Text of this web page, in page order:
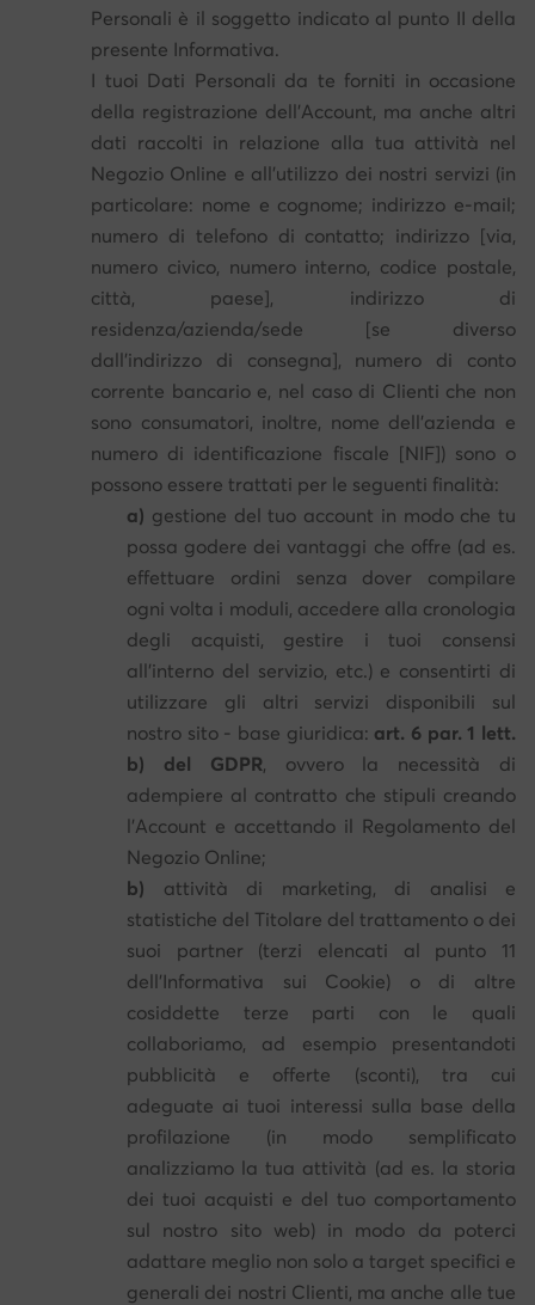
Personali è il soggetto indicato al punto II della
presente Informativa.
I tuoi Dati Personali da te forniti in occasione
della registrazione dell'Account, ma anche altri
dati raccolti in relazione alla tua attività nel
Negozio Online e all'utilizzo dei nostri servizi (in
particolare: nome e cognome; indirizzo e-mail;
numero di telefono di contatto; indirizzo [via,
numero civico, numero interno, codice postale,
città, paese], indirizzo di
residenza/azienda/sede [se diverso
dall'indirizzo di consegna], numero di conto
corrente bancario e, nel caso di Clienti che non
sono consumatori, inoltre, nome dell'azienda e
numero di identificazione fiscale [NIF]) sono o
possono essere trattati per le seguenti finalità:
a) gestione del tuo account in modo che tu
possa godere dei vantaggi che offre (ad es.
effettuare ordini senza dover compilare
ogni volta i moduli, accedere alla cronologia
degli acquisti, gestire i tuoi consensi
all'interno del servizio, etc.) e consentirti di
utilizzare gli altri servizi disponibili sul
nostro sito - base giuridica: art. 6 par. 1 lett.
b) del GDPR, ovvero la necessità di
adempiere al contratto che stipuli creando
l'Account e accettando il Regolamento del
Negozio Online;
b) attività di marketing, di analisi e
statistiche del Titolare del trattamento o dei
suoi partner (terzi elencati al punto 11
dell'Informativa sui Cookie) o di altre
cosiddette terze parti con le quali
collaboriamo, ad esempio presentandoti
pubblicità e offerte (sconti), tra cui
adeguate ai tuoi interessi sulla base della
profilazione (in modo semplificato
analizziamo la tua attività (ad es. la storia
dei tuoi acquisti e del tuo comportamento
sul nostro sito web) in modo da poterci
adattare meglio non solo a target specifici e
generali dei nostri Clienti, ma anche alle tue